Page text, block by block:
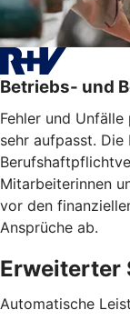
Betriebs- und
Fehler und
sehr aufpasst. Die
Mitarbeiterinnen
vor den
Ansprüche ab.
Erweiterter
Automatische